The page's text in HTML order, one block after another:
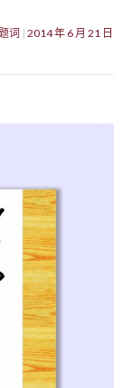
词 2014 年 6 月 21 日